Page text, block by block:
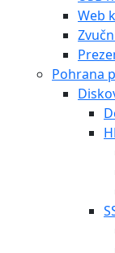
Web
Pohrana